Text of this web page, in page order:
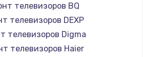
картридера
890 руб.
Заказать
телевизоров BQ
телевизоров DEXP
телевизоров Digma
телевизоров Haier